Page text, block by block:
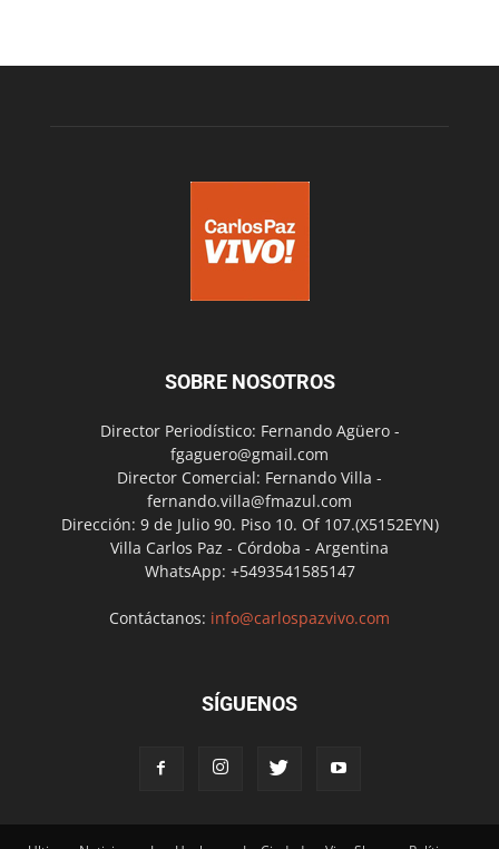
SOBRE NOSOTROS
Director Periodístico: Fernando Agüero -
fgaguero@gmail.com
Director Comercial: Fernando Villa -
fernando.villa@fmazul.com
Dirección: 9 de Julio 90. Piso 10. Of 107.(X5152EYN)
Villa Carlos Paz - Córdoba - Argentina
WhatsApp: +5493541585147
Contáctanos: info@carlospazvivo.com
SÍGUENOS